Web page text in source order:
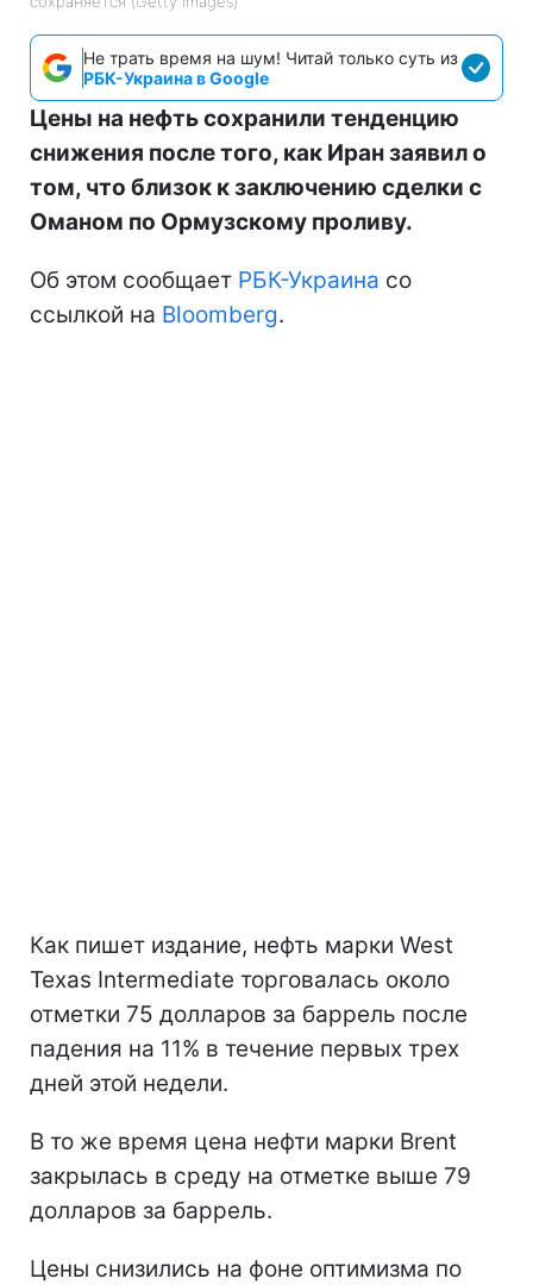
Не трать время на шум! Читай только суть из
РБК-Украина в Google
Цены на нефть сохранили тенденцию
снижения после того, как Иран заявил о
том, что близок к заключению сделки с
Оманом по Ормузскому проливу.
Об этом сообщает РБК-Украина со
ссылкой на Bloomberg.
Как пишет издание, нефть марки West
Texas Intermediate торговалась около
отметки 75 долларов за баррель после
падения на 11% в течение первых трех
дней этой недели.
В то же время цена нефти марки Brent
закрылась в среду на отметке выше 79
долларов за баррель.
Цены снизились на фоне оптимизма по